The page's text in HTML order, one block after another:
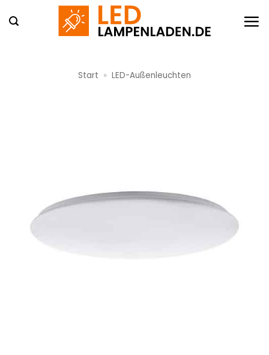
Inhalt
Start » LED-Außenleuchten